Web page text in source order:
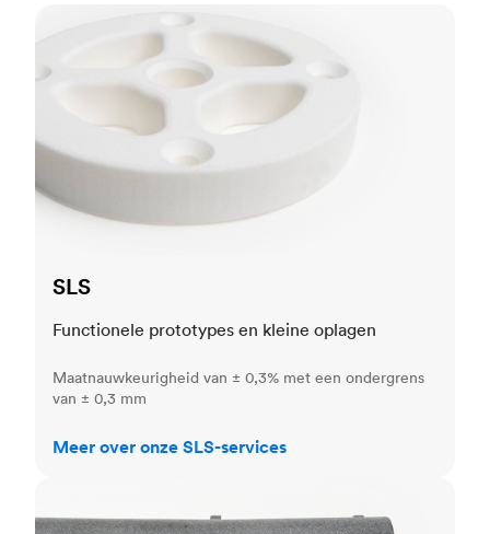
SLS
Functionele prototypes en kleine oplagen
Maatnauwkeurigheid van ± 0,3% met een ondergrens
van ± 0,3 mm
Meer over onze SLS-services